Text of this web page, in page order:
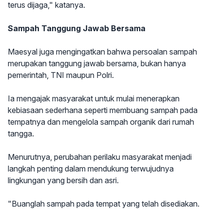
terus dijaga," katanya.
Sampah Tanggung Jawab Bersama
Maesyal juga mengingatkan bahwa persoalan sampah
merupakan tanggung jawab bersama, bukan hanya
pemerintah, TNI maupun Polri.
Ia mengajak masyarakat untuk mulai menerapkan
kebiasaan sederhana seperti membuang sampah pada
tempatnya dan mengelola sampah organik dari rumah
tangga.
Menurutnya, perubahan perilaku masyarakat menjadi
langkah penting dalam mendukung terwujudnya
lingkungan yang bersih dan asri.
"Buanglah sampah pada tempat yang telah disediakan.